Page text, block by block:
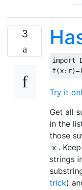
—
3
import
f(x: r)=
Try it
Get all
in the
those
x .
strings
trick)